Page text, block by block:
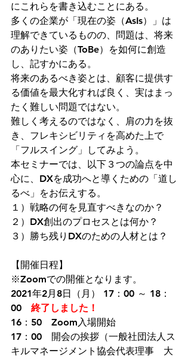
にこれらを書き込むことにある。
多くの企業が「現在の姿（AsIs）」は
理解できているものの、問題は、将来
のありたい姿（ToBe）を如何に創造
し、記すかにある。
将来のあるべき姿とは、顧客に提供す
る価値を最大化すれば良く、実はまっ
たく難しい問題ではない。
難しく考えるのではなく、肩の力を抜
き、フレキシビリティを高めた上で
「フルスイング」してみよう。
本セミナーでは、以下３つの論点を中
心に、DXを成功へと導くための「道し
るべ」をお伝えする。
１）戦略の何を見直すべきなのか？
２）DX創出のプロセスとは何か？
３）勝ち残りDXのための人材とは？
【開催日程】
※Zoomでの開催となります。
2021年2月8日（月） 17：00 ～ 18：
00 終了しました！
16：50　Zoom入場開始
17：00　開会の挨拶（一般社団法人ス
キルマネージメント協会代表理事　大